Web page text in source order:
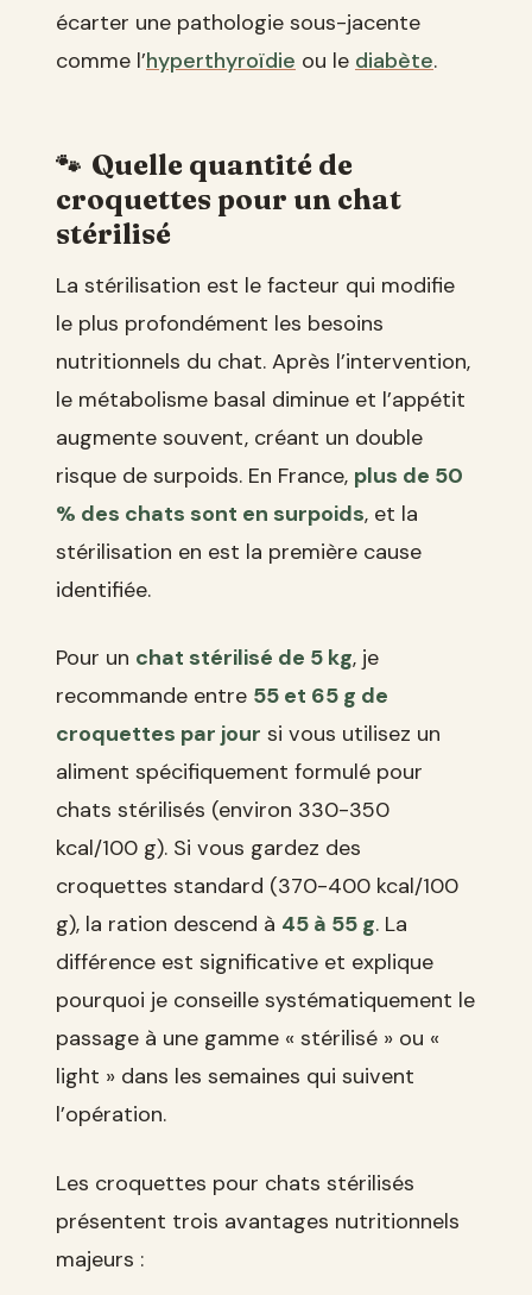
écarter une pathologie sous-jacente
comme l’hyperthyroïdie ou le diabète.
Quelle quantité de
croquettes pour un chat
stérilisé
La stérilisation est le facteur qui modifie
le plus profondément les besoins
nutritionnels du chat. Après l’intervention,
le métabolisme basal diminue et l’appétit
augmente souvent, créant un double
risque de surpoids. En France, plus de 50
% des chats sont en surpoids, et la
stérilisation en est la première cause
identifiée.
Pour un chat stérilisé de 5 kg, je
recommande entre 55 et 65 g de
croquettes par jour si vous utilisez un
aliment spécifiquement formulé pour
chats stérilisés (environ 330-350
kcal/100 g). Si vous gardez des
croquettes standard (370-400 kcal/100
g), la ration descend à 45 à 55 g. La
différence est significative et explique
pourquoi je conseille systématiquement le
passage à une gamme « stérilisé » ou «
light » dans les semaines qui suivent
l’opération.
Les croquettes pour chats stérilisés
présentent trois avantages nutritionnels
majeurs :